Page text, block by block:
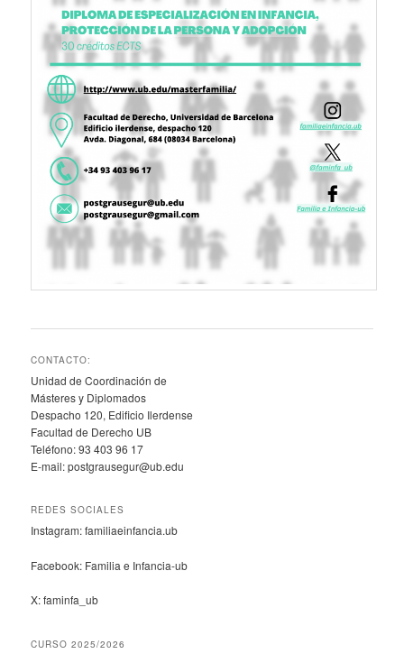
CONTACTO:
Unidad de Coordinación de
Másteres y Diplomados
Despacho 120, Edificio Ilerdense
Facultad de Derecho UB
Teléfono: 93 403 96 17
E-mail: postgrausegur@ub.edu
REDES SOCIALES
Instagram: familiaeinfancia.ub
Facebook: Familia e Infancia-ub
X: faminfa_ub
CURSO 2025/2026